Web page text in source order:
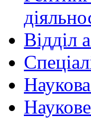
Відділ